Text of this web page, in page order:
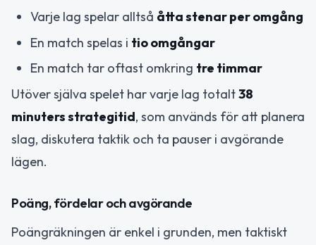
Varje lag spelar alltså åtta stenar per omgång
En match spelas i tio omgångar
En match tar oftast omkring tre timmar
Utöver själva spelet har varje lag totalt38
minuters strategitid, som används för att planera
slag, diskutera taktik och ta pauser i avgörande
lägen.
Poäng, fördelar och avgörande
Poängräkningen är enkel i grunden, men taktiskt